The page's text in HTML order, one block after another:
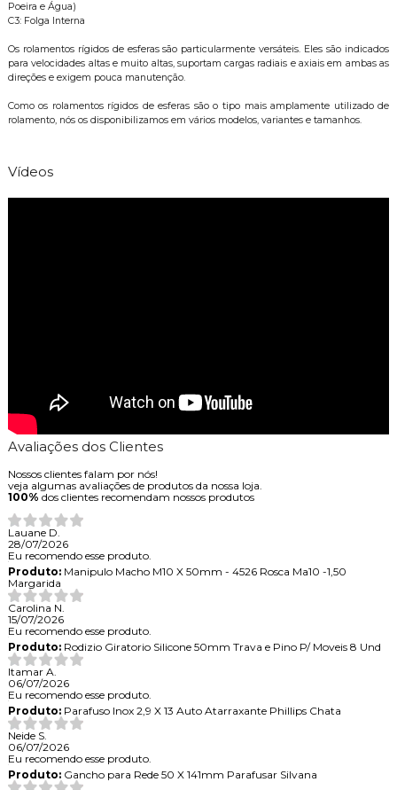
Poeira e Água)
C3: Folga Interna
Os rolamentos rígidos de esferas são particularmente versáteis. Eles são indicados
para velocidades altas e muito altas, suportam cargas radiais e axiais em ambas as
direções e exigem pouca manutenção.
Como os rolamentos rígidos de esferas são o tipo mais amplamente utilizado de
rolamento, nós os disponibilizamos em vários modelos, variantes e tamanhos.
Vídeos
Avaliações dos Clientes
Nossos clientes falam por nós!
veja algumas avaliações de produtos da nossa loja.
100% dos clientes recomendam nossos produtos
Lauane D.
28/07/2026
Eu recomendo esse produto.
Produto:Manipulo Macho M10 X 50mm - 4526 Rosca Ma10 -1,50
Margarida
Carolina N.
15/07/2026
Eu recomendo esse produto.
Produto:Rodizio Giratorio Silicone 50mm Trava e Pino P/ Moveis 8 Und
Itamar A.
06/07/2026
Eu recomendo esse produto.
Produto:Parafuso Inox 2,9 X 13 Auto Atarraxante Phillips Chata
Neide S.
06/07/2026
Eu recomendo esse produto.
Produto:Gancho para Rede 50 X 141mm Parafusar Silvana